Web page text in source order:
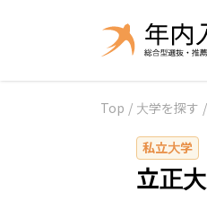
Top / 大学を探す /
私立大学
立正